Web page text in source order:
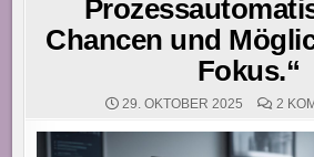
Chancen und
Fokus.“
29. OKTOBER 2025 2